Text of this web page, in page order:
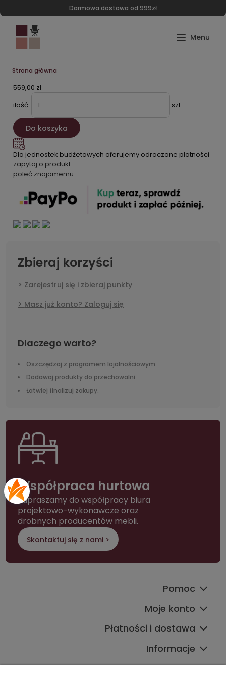
Darmowa dostawa od 999zł
Strona główna
559,00 zł
ilość
szt.
Do koszyka
Dla jednostek budżetowych oferujemy odroczone płatności
zapytaj o produkt
poleć znajomemu
Zbieraj korzyści
Zarejestruj się i zbieraj punkty
Masz już konto? Zaloguj się
Dlaczego warto?
Oszczędzaj z programem lojalnościowym.
Dodawaj produkty do przechowalni.
Łatwiej finalizuj zakupy.
Współpraca hurtowa
Zapraszamy do współpracy biura
projektowo-wykonawcze oraz
drobnych producentów mebli.
Skontaktuj się z nami >
Pomoc
Moje konto
Płatności i dostawa
Informacje
Kontakt ze sklepem